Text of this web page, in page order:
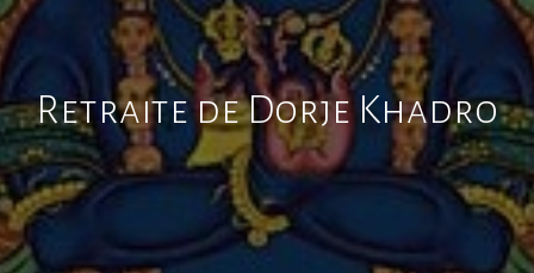
Retraite de Dorje Khadro